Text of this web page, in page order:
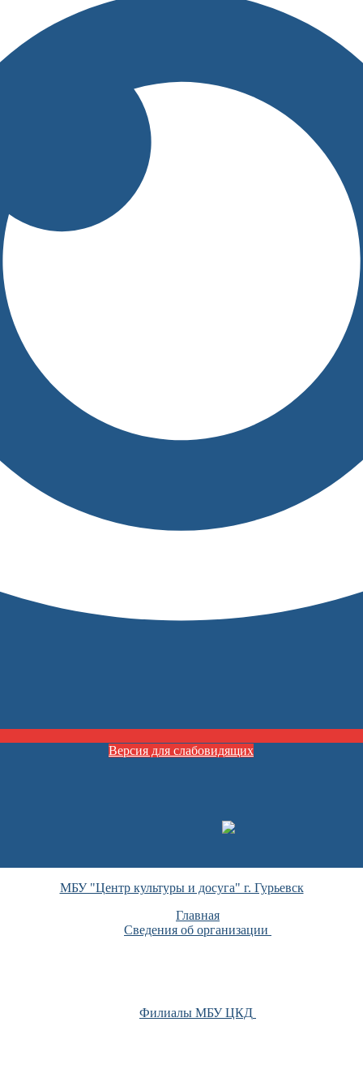
Версия для слабовидящих
МБУ "Центр культуры и досуга" г. Гурьевск
Главная
Сведения об организации
Филиалы МБУ ЦКД